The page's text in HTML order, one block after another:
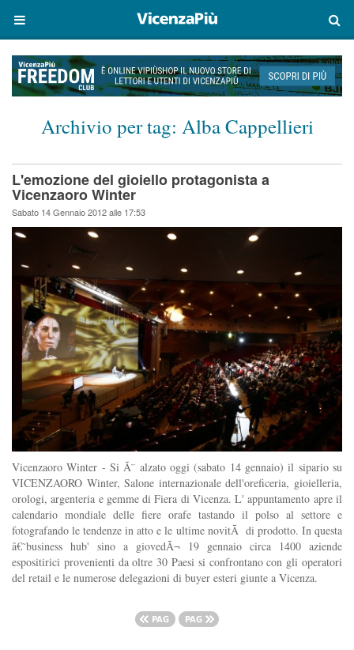
Archivio per tag: Alba Cappellieri
L'emozione del gioiello protagonista a
Vicenzaoro Winter
Sabato 14 Gennaio 2012 alle 17:53
Vicenzaoro Winter - Si Ã¨ alzato oggi (sabato 14 gennaio) il sipario su
VICENZAORO Winter, Salone internazionale dell'oreficeria, gioielleria,
orologi, argenteria e gemme di Fiera di Vicenza. L' appuntamento apre il
calendario mondiale delle fiere orafe tastando il polso al settore e
fotografando le tendenze in atto e le ultime novitÃ di prodotto. In questa
â€˜business hub' sino a giovedÃ¬ 19 gennaio circa 1400 aziende
espositirici provenienti da oltre 30 Paesi si confrontano con gli operatori
del retail e le numerose delegazioni di buyer esteri giunte a Vicenza.